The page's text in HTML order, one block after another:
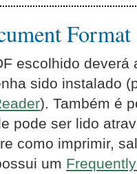
escolhido
sido instalado
). Também é
pode ser lido
como imprimir,
um